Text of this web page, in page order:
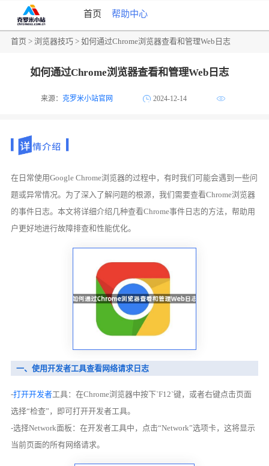
首页 帮助中心
首页 >浏览器技巧 > 如何通过Chrome浏览器查看和管理Web日志
如何通过Chrome浏览器查看和管理Web日志
来源：克罗米小站官网 2024-12-14
在日常使用Google Chrome浏览器的过程中，有时我们可能会遇到一些问
题或异常情况。为了深入了解问题的根源，我们需要查看Chrome浏览器
的事件日志。本文将详细介绍几种查看Chrome事件日志的方法，帮助用
户更好地进行故障排查和性能优化。
一、使用开发者工具查看网络请求日志
-打开开发者工具：在Chrome浏览器中按下`F12`键，或者右键点击页面
选择“检查”，即可打开开发者工具。
-选择Network面板：在开发者工具中，点击“Network”选项卡，这将显示
当前页面的所有网络请求。